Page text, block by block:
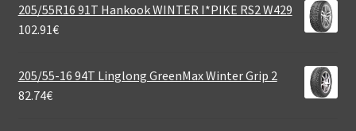
205/55R16 91T Hankook WINTER I*PIKE RS2 W429
102.91€
205/55-16 94T Linglong GreenMax Winter Grip 2
82.74€